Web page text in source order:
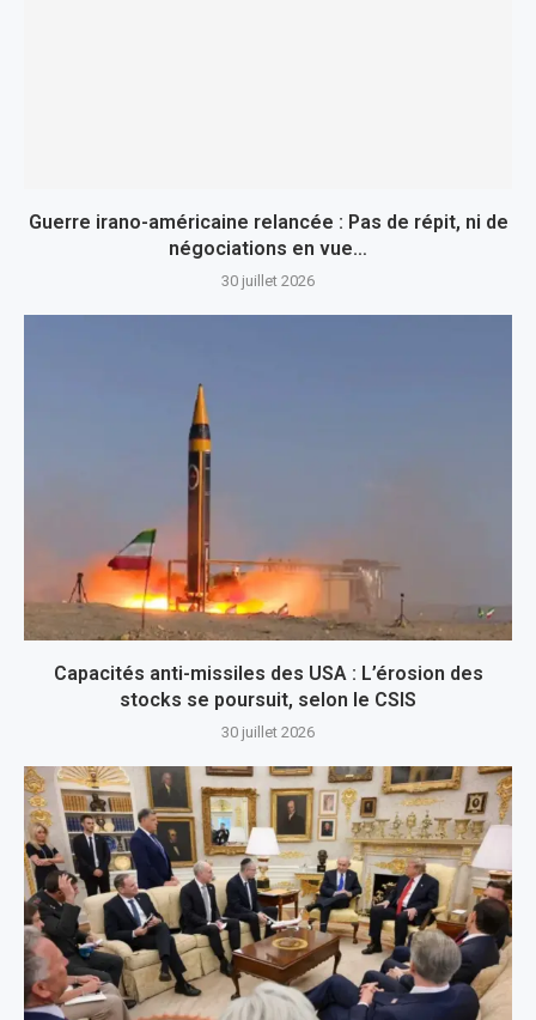
Guerre irano-américaine relancée : Pas de répit, ni de
négociations en vue…
30 juillet 2026
Capacités anti-missiles des USA : L’érosion des
stocks se poursuit, selon le CSIS
30 juillet 2026